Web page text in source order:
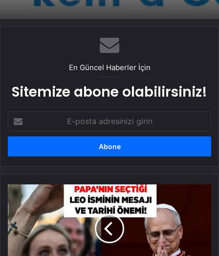
En Güncel Haberler İçin
Sitemize abone olabilirsiniz!
posta
adresinizi
İlk
Amerikalı
Papa
göreve
başladı:
Papa
14.